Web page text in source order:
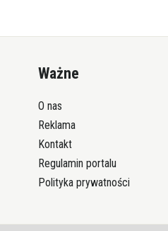
Ważne
O nas
Reklama
Kontakt
Regulamin portalu
Polityka prywatności